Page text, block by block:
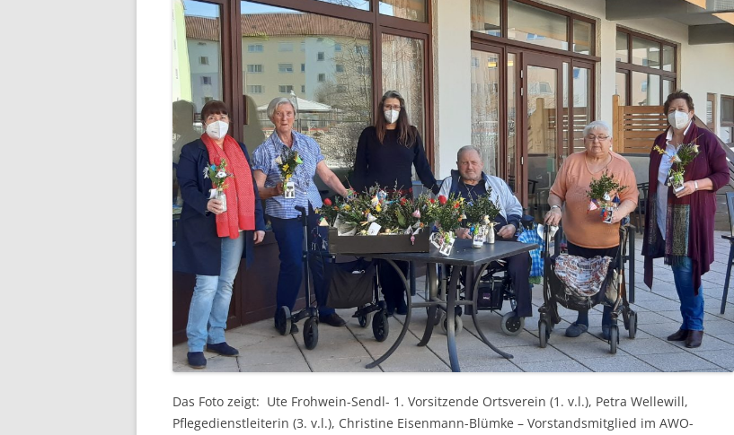
Das Foto zeigt: Ute Frohwein-Sendl- 1. Vorsitzende Ortsverein (1. v.l.), Petra Wellewill,
Pflegedienstleiterin (3. v.l.), Christine Eisenmann-Blümke – Vorstandsmitglied im AWO-